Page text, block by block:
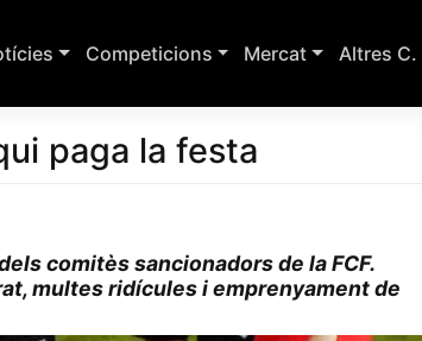
Competicions Mercat Altres C.
paga la festa
comitès sancionadors de la FCF.
multes ridícules i emprenyament de